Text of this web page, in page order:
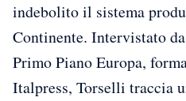
indebolito il sistema
Continente. Intervistato
Primo Piano Europa,
Italpress, Torselli traccia